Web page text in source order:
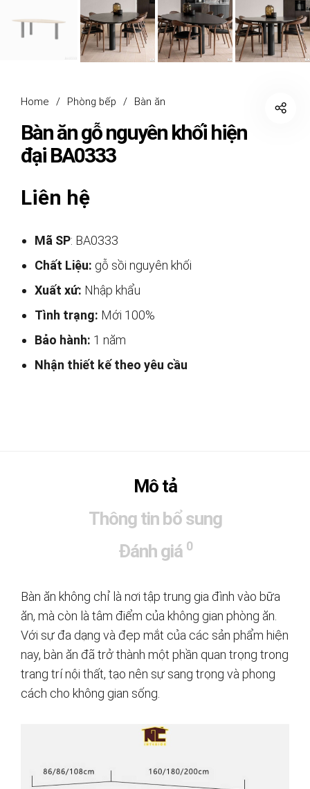
Home / Phòng bếp / Bàn ăn
Bàn ăn gỗ nguyên khối hiện
đại BA0333
Liên hệ
Mã SP: BA0333
Chất Liệu: gỗ sồi nguyên khối
Xuất xứ: Nhập khẩu
Tình trạng: Mới 100%
Bảo hành: 1 năm
Nhận thiết kế theo yêu cầu
Mô tả
Thông tin bổ sung
Đánh giá 0
Bàn ăn không chỉ là nơi tập trung gia đình vào bữa
ăn, mà còn là tâm điểm của không gian phòng ăn.
Với sự đa dạng và đẹp mắt của các sản phẩm hiện
nay, bàn ăn đã trở thành một phần quan trọng trong
trang trí nội thất, tạo nên sự sang trọng và phong
cách cho không gian sống.